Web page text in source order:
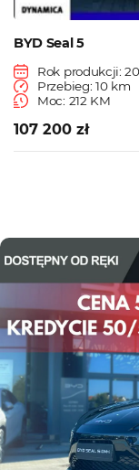
BYD Seal 5
Rok produkcji:
Przebieg: 10 km
Moc: 212 KM
107 200 zł